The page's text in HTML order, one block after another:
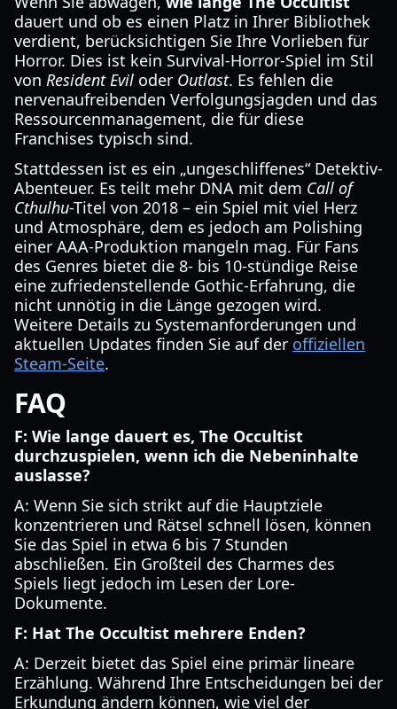
dauert und ob es einen Platz in Ihrer Bibliothek
verdient, berücksichtigen Sie Ihre Vorlieben für
Horror. Dies ist kein Survival-Horror-Spiel im Stil
von Resident Evil oder Outlast. Es fehlen die
nervenaufreibenden Verfolgungsjagden und das
Ressourcenmanagement, die für diese
Franchises typisch sind.
Stattdessen ist es ein „ungeschliffenes“ Detektiv-
Abenteuer. Es teilt mehr DNA mit dem Call of
Cthulhu-Titel von 2018 – ein Spiel mit viel Herz
und Atmosphäre, dem es jedoch am Polishing
einer AAA-Produktion mangeln mag. Für Fans
des Genres bietet die 8- bis 10-stündige Reise
eine zufriedenstellende Gothic-Erfahrung, die
nicht unnötig in die Länge gezogen wird.
Weitere Details zu Systemanforderungen und
aktuellen Updates finden Sie auf der offiziellen
Steam-Seite.
FAQ
F: Wie lange dauert es, The Occultist
durchzuspielen, wenn ich die Nebeninhalte
auslasse?
A: Wenn Sie sich strikt auf die Hauptziele
konzentrieren und Rätsel schnell lösen, können
Sie das Spiel in etwa 6 bis 7 Stunden
abschließen. Ein Großteil des Charmes des
Spiels liegt jedoch im Lesen der Lore-
Dokumente.
F: Hat The Occultist mehrere Enden?
A: Derzeit bietet das Spiel eine primär lineare
Erzählung. Während Ihre Entscheidungen bei der
Erkundung ändern können, wie viel der